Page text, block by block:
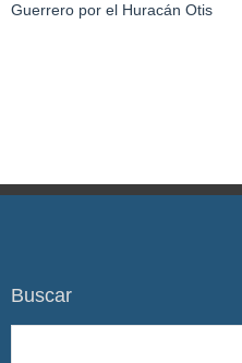
Guerrero por el Huracán Otis
Buscar